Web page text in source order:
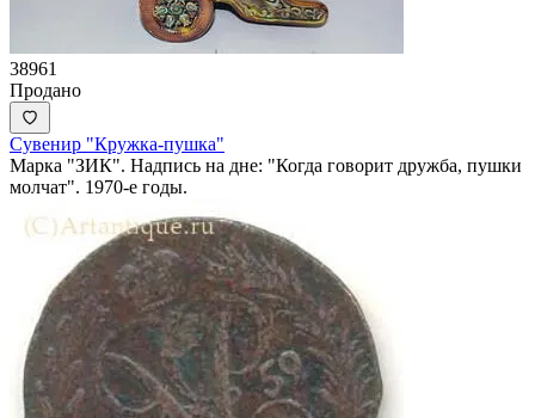
38961
Продано
Сувенир "Кружка-пушка"
Марка "ЗИК". Надпись на дне: "Когда говорит дружба, пушки
молчат". 1970-е годы.